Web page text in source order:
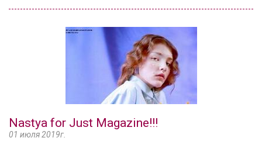
Nastya for Just Magazine!!!
01 июля 2019г.